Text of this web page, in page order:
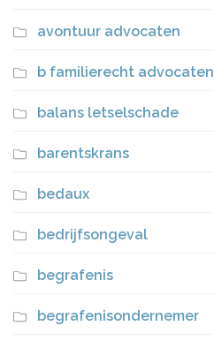
avontuur advocaten
b familierecht advocaten
balans letselschade
barentskrans
bedaux
bedrijfsongeval
begrafenis
begrafenisondernemer